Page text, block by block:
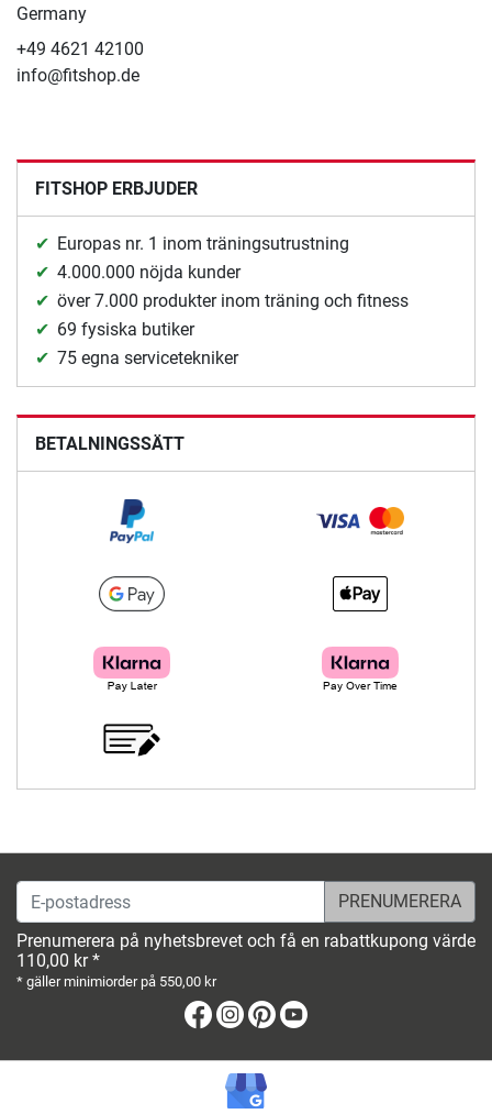
Germany
+49 4621 42100
info@fitshop.de
FITSHOP ERBJUDER
Europas nr. 1 inom träningsutrustning
4.000.000 nöjda kunder
över 7.000 produkter inom träning och fitness
69 fysiska butiker
75 egna servicetekniker
BETALNINGSSÄTT
E-postadress
Prenumerera på nyhetsbrevet och få en rabattkupong värde
110,00 kr *
* gäller minimiorder på 550,00 kr
Facebook
Instagram
Pinterest